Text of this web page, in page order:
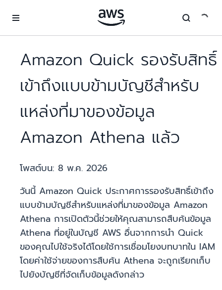
Amazon Quick รองรับสิทธิ์
เข้าถึงแบบข้ามบัญชีสำหรับ
แหล่งที่มาของข้อมูล
Amazon Athena แล้ว
โพสต์บน: 8 พ.ค. 2026
วันนี้ Amazon Quick ประกาศการรองรับสิทธิ์เข้าถึง
แบบข้ามบัญชีสำหรับแหล่งที่มาของข้อมูล Amazon
Athena การเปิดตัวนี้ช่วยให้คุณสามารถสืบค้นข้อมูล
Athena ที่อยู่ในบัญชี AWS อื่นจากการนำ Quick
ของคุณไปใช้จริงได้โดยใช้การเชื่อมโยงบทบาทใน IAM
โดยค่าใช้จ่ายของการสืบค้น Athena จะถูกเรียกเก็บ
ไปยังบัญชีที่จัดเก็บข้อมูลดังกล่าว